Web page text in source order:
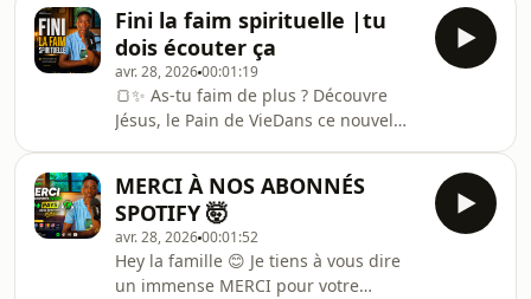
arrivent même aux enfants de
Dieucomment garder la foi au milieu
du chao
puissant de foi et de persévérance.Il a
tout perdu… mais il n’a pas
abandonné Dieu.✨ La patience de
Job, c’est :rester fidèle même dans la
douleurcontinuer de croire malgré les
pertesfaire confiance à Dieu dans le
silenceattendre la restauration avec
foi🔥
Fini la faim spirituelle |tu
dois écouter ça
avr. 28, 202600:01:19
🍞✨ As-tu faim de plus ? Découvre
Jésus, le Pain de VieDans ce nouvel
Winner Nephtali, nous découvrons
une vérité profonde : Jésus est le Pain
de Vie.Parfois, nous cherchons à
combler le vide de notre cœur avec
tant de choses : les biens matériels,
les relations, la réussite ou les
MERCI À NOS ABONNÉS
SPOTIFY 🤯
avr. 28, 202600:01:52
Hey la famille 😊 Je tiens à vous dire
un immense MERCI pour votre